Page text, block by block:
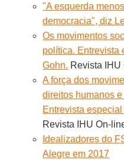
"A esquerda
democracia", diz
Os movimentos
política. Entrevista
Gohn. Revista IHU
A força dos
direitos humanos
Entrevista
Revista IHU On-
Idealizadores do
Alegre em 2017